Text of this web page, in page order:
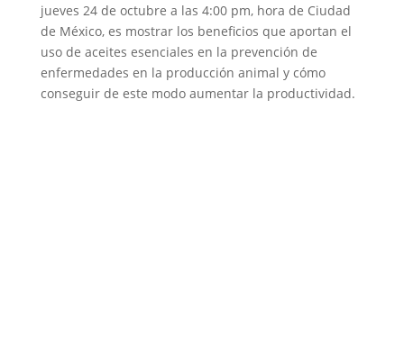
jueves 24 de octubre a las 4:00 pm, hora de Ciudad
de México, es mostrar los beneficios que aportan el
uso de aceites esenciales en la prevención de
enfermedades en la producción animal y cómo
conseguir de este modo aumentar la productividad.